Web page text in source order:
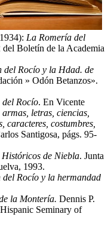
La Romería del
Boletín de la Academia
del Rocío y la Hdad. de
» Odón Betanzos».
Rocío. En Vicente
letras, ciencias,
caracteres, costumbres,
Santigosa, págs. 95-
Históricos de Niebla. Junta
1993.
del Rocío y la hermandad
la Montería. Dennis P.
Seminary of